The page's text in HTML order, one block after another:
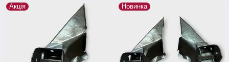
Акція Новинка